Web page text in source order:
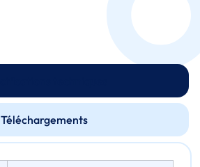
Téléchargements